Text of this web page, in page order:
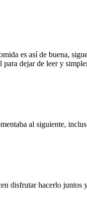
es así de buena,
dejar de leer y
al siguiente,
disfrutar hacerlo